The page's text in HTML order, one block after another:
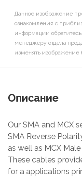
Данное изображение
ознакомления с
информации
менеджеру отдела
изменять изображение
Описание
Our SMA and MCX
SMA Reverse
as well as MCX
These cables
for a applications